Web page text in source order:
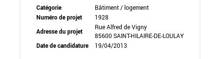
Catégorie
Bâtiment / logement
Numéro de projet
1928
Adresse du projet
Rue Alfred de Vigny
85600 SAINT-HILAIRE-DE-LOULAY
Date de candidature
19/04/2013